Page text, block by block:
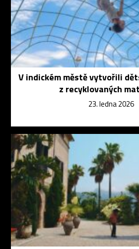
V indickém městě vytvořili
z recyklovaných
23. ledna 2026